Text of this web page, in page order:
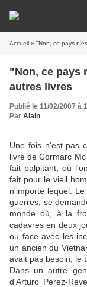
Accueil » "Non, ce pays
"Non, ce pays
autres livres
Publié le 11/02/2007 à
Par Alain
Une fois n'est pas
livre de Cormarc
fait palpitant, où
fait pour le vieil
n'importe lequel.
guerres, se
monde où, à la
cadavres en deux
ou face avec les
un ancien du
avait pas besoin, le
Dans un autre
d'Arturo Perez-